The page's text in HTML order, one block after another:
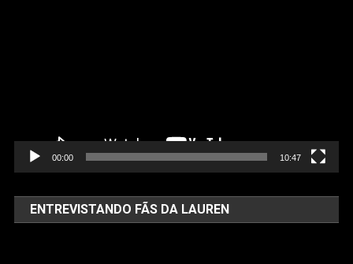
00:00 10:47
ENTREVISTANDO FÃS DA LAUREN